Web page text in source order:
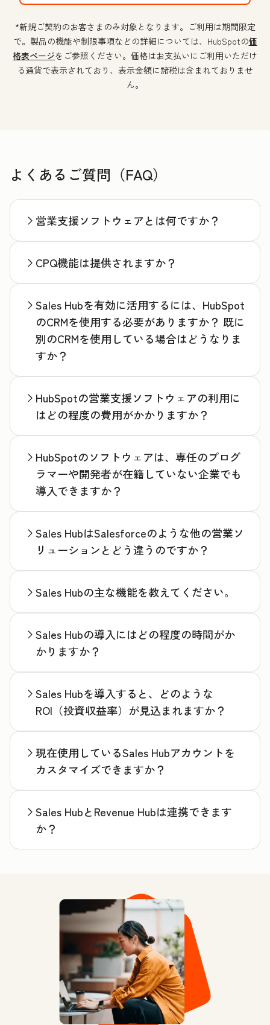
*新規ご契約のお客さまのみ対象となります。ご利用は期間限定
で。製品の機能や制限事項などの詳細については、HubSpotの価
格表ページをご参照ください。価格はお支払いにご利用いただけ
る通貨で表示されており、表示金額に諸税は含まれておりませ
ん。
よくあるご質問（FAQ）
営業支援ソフトウェアとは何ですか？
CPQ機能は提供されますか？
Sales Hubを有効に活用するには、HubSpot
のCRMを使用する必要がありますか？ 既に
別のCRMを使用している場合はどうなりま
すか？
HubSpotの営業支援ソフトウェアの利用に
はどの程度の費用がかかりますか？
HubSpotのソフトウェアは、専任のプログ
ラマーや開発者が在籍していない企業でも
導入できますか？
Sales HubはSalesforceのような他の営業ソ
リューションとどう違うのですか？
Sales Hubの主な機能を教えてください。
Sales Hubの導入にはどの程度の時間がか
かりますか？
Sales Hubを導入すると、どのような
ROI（投資収益率）が見込まれますか？
現在使用しているSales Hubアカウントを
カスタマイズできますか？
Sales HubとRevenue Hubは連携できます
か？